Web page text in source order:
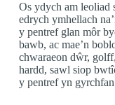
Os ydych am leoliad
edrych ymhellach
y pentref glan môr
bawb, ac mae’n
chwaraeon dŵr,
hardd, sawl siop
y pentref yn